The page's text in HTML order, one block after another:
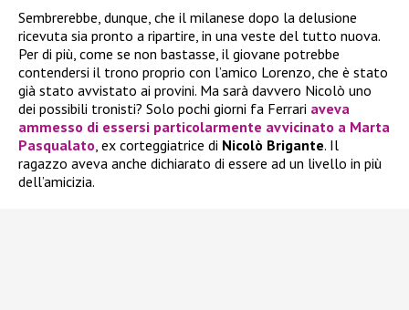
Sembrerebbe, dunque, che il milanese dopo la delusione
ricevuta sia pronto a ripartire, in una veste del tutto nuova.
Per di più, come se non bastasse, il giovane potrebbe
contendersi il trono proprio con l’amico Lorenzo, che è stato
già stato avvistato ai provini. Ma sarà davvero Nicolò uno
dei possibili tronisti? Solo pochi giorni fa Ferrari aveva
ammesso di essersi particolarmente avvicinato a Marta
Pasqualato , ex corteggiatrice di Nicolò Brigante. Il
ragazzo aveva anche dichiarato di essere ad un livello in più
dell’amicizia.